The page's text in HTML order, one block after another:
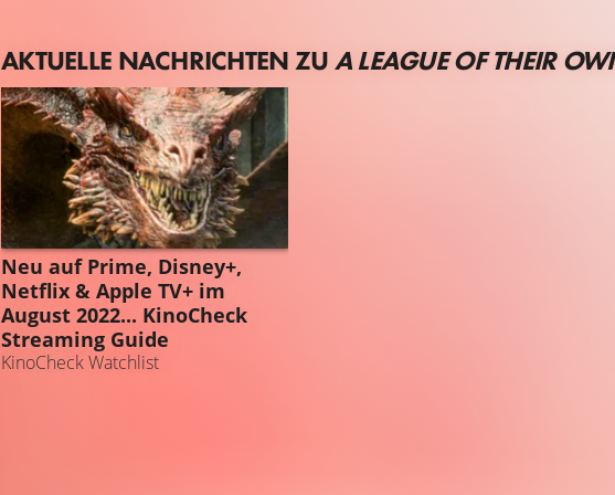
AKTUELLE NACHRICHTEN ZUA LEAGUE OF THEIR
STREAMING GUIDE
Neu auf Prime, Disney+,
Netflix & Apple TV+ im
August 2022... KinoCheck
Streaming Guide
KinoCheck Watchlist